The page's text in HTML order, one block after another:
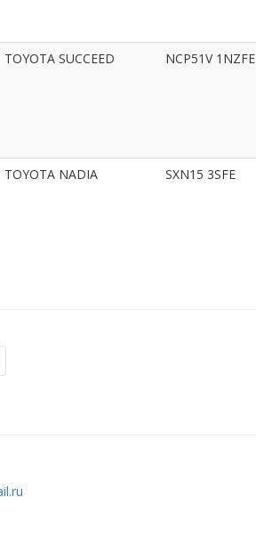
TOYOTA SUCCEED NCP51V 1NZFE
TOYOTA NADIA SXN15 3SFE